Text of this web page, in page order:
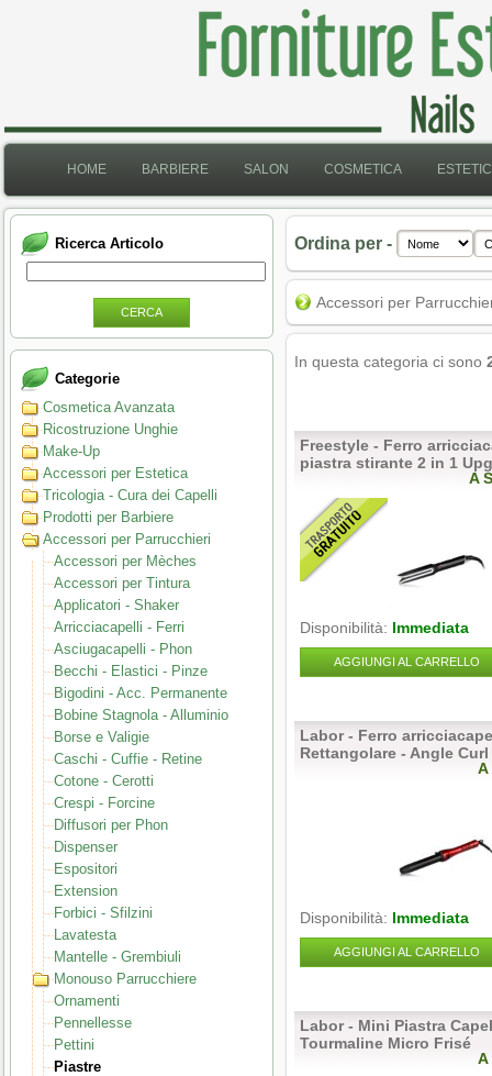
HOME BARBIERE SALON COSMETICA
Ricerca Articolo
CERCA
Categorie
Cosmetica Avanzata
Ricostruzione Unghie
Make-Up
Accessori per Estetica
Tricologia - Cura dei Capelli
Prodotti per Barbiere
Accessori per Parrucchieri
Accessori per Mèches
Accessori per Tintura
Applicatori - Shaker
Arricciacapelli - Ferri
Asciugacapelli - Phon
Becchi - Elastici - Pinze
Bigodini - Acc. Permanente
Bobine Stagnola - Alluminio
Borse e Valigie
Caschi - Cuffie - Retine
Cotone - Cerotti
Crespi - Forcine
Diffusori per Phon
Dispenser
Espositori
Extension
Forbici - Sfilzini
Lavatesta
Mantelle - Grembiuli
Monouso Parrucchiere
Ornamenti
Pennellesse
Pettini
Piastre
Ordina per -
Accessori per
In questa categoria ci sono
Freestyle - Ferro
piastra stirante 2 in 1
A
Disponibilità: Immediata
AGGIUNGI AL CARRELLO
Labor - Ferro
Rettangolare - Angle Curl
A
Disponibilità: Immediata
AGGIUNGI AL CARRELLO
Labor - Mini Piastra
Tourmaline Micro Frisé
A